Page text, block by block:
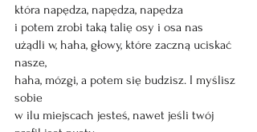
która napędza, napędza, napędza
i potem zrobi taką talię osy i osa nas
użądli w, haha, głowy, które zaczną uciskać
nasze,
haha, mózgi, a potem się budzisz. I myślisz
sobie
w ilu miejscach jesteś, nawet jeśli twój